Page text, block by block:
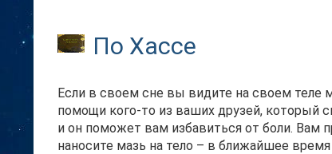
По Хассе
Если в своем сне вы видите на своем теле
помощи кого-то из ваших друзей, который
и он поможет вам избавиться от боли. Вам
наносите мазь на тело – в ближайшее